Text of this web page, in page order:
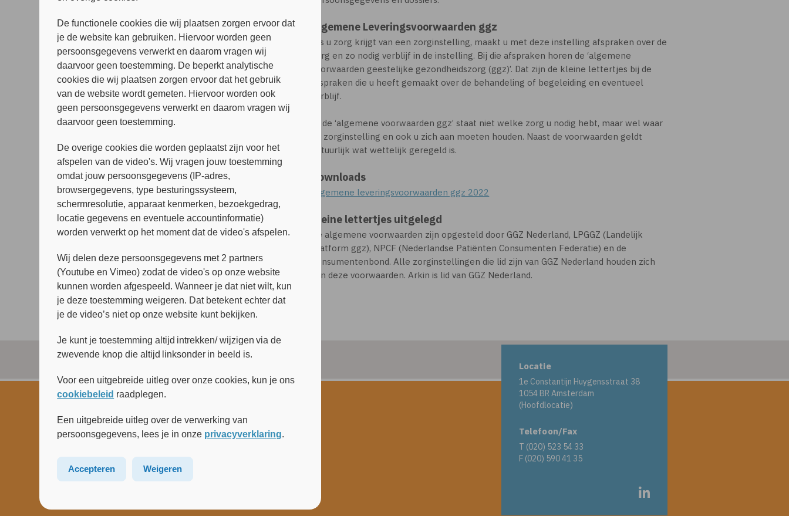
Algemene Leveringsvoorwaarden ggz
Als u zorg krijgt van een zorginstelling, maakt u met deze instelling afspraken over de
zorg en zo nodig verblijf in de instelling. Bij die afspraken horen de ‘algemene
voorwaarden geestelijke gezondheidszorg (ggz)’. Dat zijn de kleine lettertjes bij de
afspraken die u heeft gemaakt over de behandeling of begeleiding en eventueel
verblijf.
In de ‘algemene voorwaarden ggz’ staat niet welke zorg u nodig hebt, maar wel waar
de zorginstelling en ook u zich aan moeten houden. Naast de voorwaarden geldt
natuurlijk wat wettelijk geregeld is.
Downloads
Algemene leveringsvoorwaarden ggz 2022
Kleine lettertjes uitgelegd
De algemene voorwaarden zijn opgesteld door GGZ Nederland, LPGGZ (Landelijk
Platform ggz), NPCF (Nederlandse Patiënten Consumenten Federatie) en de
Consumentenbond. Alle zorginstellingen die lid zijn van GGZ Nederland houden zich
aan deze voorwaarden. Arkin is lid van GGZ Nederland.
Locatie
1e Constantijn Huygensstraat 38
1054 BR Amsterdam
(Hoofdlocatie)
Telefoon/Fax
T (020) 523 54 33
F (020) 590 41 35
De functionele cookies die wij plaatsen zorgen ervoor dat
je de website kan gebruiken. Hiervoor worden geen
persoonsgegevens verwerkt en daarom vragen wij
daarvoor geen toestemming. De beperkt analytische
cookies die wij plaatsen zorgen ervoor dat het gebruik
van de website wordt gemeten. Hiervoor worden ook
geen persoonsgegevens verwerkt en daarom vragen wij
daarvoor geen toestemming.
De overige cookies die worden geplaatst zijn voor het
afspelen van de video's. Wij vragen jouw toestemming
omdat jouw persoonsgegevens (IP-adres,
browsergegevens, type besturingssysteem,
schermresolutie, apparaat kenmerken, bezoekgedrag,
locatie gegevens en eventuele accountinformatie)
worden verwerkt op het moment dat de video's afspelen.
Wij delen deze persoonsgegevens met 2 partners
(Youtube en Vimeo) zodat de video's op onze website
kunnen worden afgespeeld. Wanneer je dat niet wilt, kun
je deze toestemming weigeren. Dat betekent echter dat
je de video’s niet op onze website kunt bekijken.
Je kunt je toestemming altijd intrekken/ wijzigen via de
zwevende knop die altijd linksonder in beeld is.
Voor een uitgebreide uitleg over onze cookies, kun je ons
cookiebeleid raadplegen.
Een uitgebreide uitleg over de verwerking van
persoonsgegevens, lees je in onze privacyverklaring.
Accepteren Weigeren